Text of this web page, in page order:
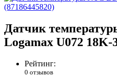
Датчик
Logamax U072 18K-
Рейтинг:
0 отзывов